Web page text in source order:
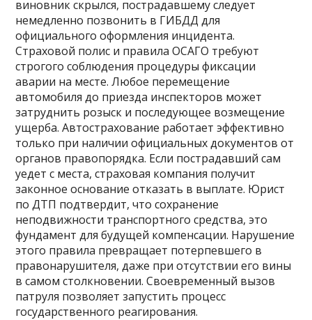
виновник скрылся, пострадавшему следует
немедленно позвонить в ГИБДД для
официального оформления инцидента.
Страховой полис и правила ОСАГО требуют
строгого соблюдения процедуры фиксации
аварии на месте. Любое перемещение
автомобиля до приезда инспекторов может
затруднить розыск и последующее возмещение
ущерба. Автострахование работает эффективно
только при наличии официальных документов от
органов правопорядка. Если пострадавший сам
уедет с места, страховая компания получит
законное основание отказать в выплате. Юрист
по ДТП подтвердит, что сохранение
неподвижности транспортного средства, это
фундамент для будущей компенсации. Нарушение
этого правила превращает потерпевшего в
правонарушителя, даже при отсутствии его вины
в самом столкновении. Своевременный вызов
патруля позволяет запустить процесс
государственного реагирования.